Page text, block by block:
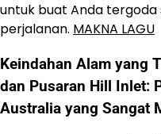
untuk buat Anda
perjalanan. MAKNA LAGU
Keindahan Alam yang
dan Pusaran Hill Inlet:
Australia yang Sangat